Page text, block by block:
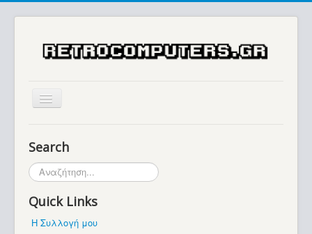
Μουσείο
Search
Αναζήτηση...
Quick Links
Η Συλλογή μου